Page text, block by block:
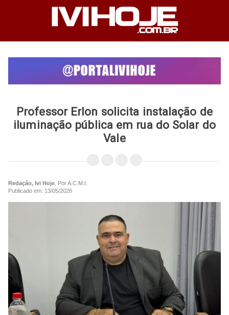
Professor Erlon solicita instalação de
iluminação pública em rua do Solar do
Vale
Redação, Ivi Hoje , Por A.C.M.I.
Publicado em: 13/05/2026